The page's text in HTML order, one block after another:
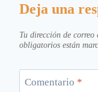
Deja una
Tu dirección de correo
obligatorios están
Comentario *